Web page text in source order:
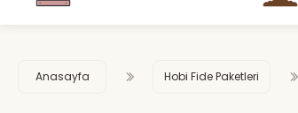
Anasayfa Hobi Fide Paketleri